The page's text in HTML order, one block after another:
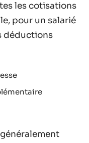
les cotisations
pour un salarié
déductions